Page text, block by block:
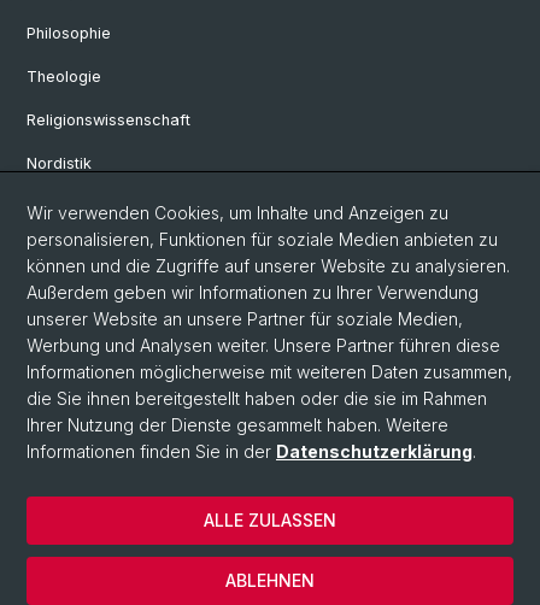
Philosophie
Theologie
Religionswissenschaft
Nordistik
Hispanistik
Romanistik
Latinistik
Germanistische Mediävistik
© Universität Basel
Datenschutzerklärung
Philosophisch-Historische Fakultät
Wir verwenden Cookies, um Inhalte und Anzeigen zu
personalisieren, Funktionen für soziale Medien anbieten zu
können und die Zugriffe auf unserer Website zu analysieren.
Außerdem geben wir Informationen zu Ihrer Verwendung
unserer Website an unsere Partner für soziale Medien,
Werbung und Analysen weiter. Unsere Partner führen diese
Informationen möglicherweise mit weiteren Daten zusammen,
die Sie ihnen bereitgestellt haben oder die sie im Rahmen
Ihrer Nutzung der Dienste gesammelt haben. Weitere
Informationen finden Sie in der Datenschutzerklärung.
ABLEHNEN
ALLE ZULASSEN